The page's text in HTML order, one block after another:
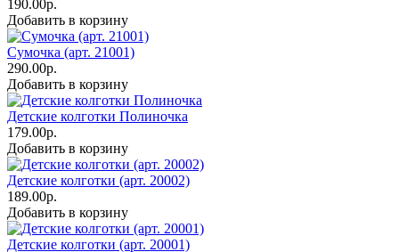
190.00р.
Добавить в корзину
Сумочка (арт. 21001)
290.00р.
Добавить в корзину
Детские колготки Полиночка
179.00р.
Добавить в корзину
Детские колготки (арт. 20002)
189.00р.
Добавить в корзину
Детские колготки (арт. 20001)